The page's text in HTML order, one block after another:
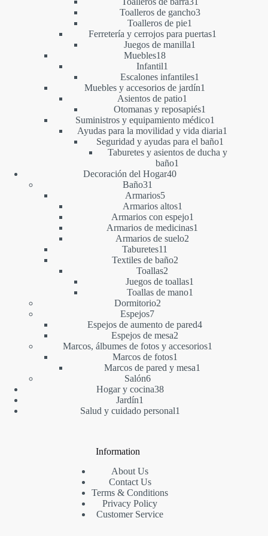
productos
Toalleros de gancho33
Toalleros de pie1
producto
Ferretería y cerrojos para puertas1
Juegos de manilla1
Muebles1818
productos
Infantil1
producto
Escalones infantiles1
producto
Muebles y accesorios de jardín1
Asientos de patio1
producto
Otomanas y reposapiés1
producto
Suministros y equipamiento médico1
producto
Ayudas para la movilidad y vida diaria1
Seguridad y ayudas para el baño1
producto
Taburetes y asientos de ducha y
baño1
Decoración del Hogar4040
Baño31
productos
Armarios55
productos
Armarios altos1
producto
Armarios con espejo1
producto
Armarios de medicinas1
Armarios de suelo2
Taburetes11
productos
Textiles de baño22
Toallas2
productos
Juegos de toallas1
Toallas de mano1
Dormitorio22
Espejos77
productos
Espejos de aumento de pared44
Espejos de mesa2
productos
Marcos, álbumes de fotos y accesorios1
Marcos de fotos1
producto
Marcos de pared y mesa1
Salón66
productos
Hogar y cocina3838
Jardín1
producto
Salud y cuidado personal1
Information
About Us
Contact Us
Terms & Conditions
Privacy Policy
Customer Service